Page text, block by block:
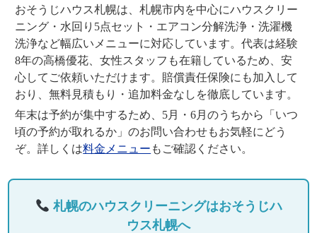
おそうじハウス札幌は、札幌市内を中心にハウスクリー
ニング・水回り5点セット・エアコン分解洗浄・洗濯機
洗浄など幅広いメニューに対応しています。代表は経験
8年の高橋優花、女性スタッフも在籍しているため、安
心してご依頼いただけます。賠償責任保険にも加入して
おり、無料見積もり・追加料金なしを徹底しています。
年末は予約が集中するため、5月・6月のうちから「いつ
頃の予約が取れるか」のお問い合わせもお気軽にどう
ぞ。詳しくは料金メニュー もご確認ください。
札幌のハウスクリーニングはおそうじハ
ウス札幌へ